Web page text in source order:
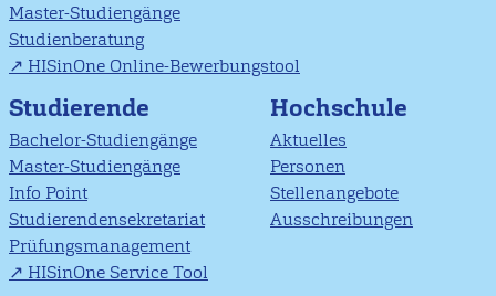
Master-Studiengänge
Studienberatung
HISinOne Online-Bewerbungstool
Studierende
Bachelor-Studiengänge
Master-Studiengänge
Info Point
Studierendensekretariat
Prüfungsmanagement
HISinOne Service Tool
Hochschule
Aktuelles
Personen
Stellenangebote
Ausschreibungen